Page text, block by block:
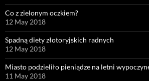
Co z zielonym oczkiem?
12 May 2018
Spadną diety złotoryjskich radnych
12 May 2018
Miasto podzieliło pieniądze na letni
11 May 2018